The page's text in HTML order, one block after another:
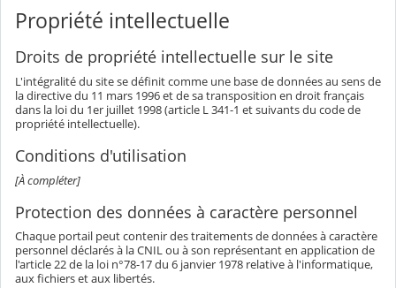
Propriété intellectuelle
Droits de propriété intellectuelle sur le site
L'intégralité du site se définit comme une base de données au sens de
la directive du 11 mars 1996 et de sa transposition en droit français
dans la loi du 1er juillet 1998 (article L 341-1 et suivants du code de
propriété intellectuelle).
Conditions d'utilisation
[À compléter]
Protection des données à caractère personnel
Chaque portail peut contenir des traitements de données à caractère
personnel déclarés à la CNIL ou à son représentant en application de
l'article 22 de la loi n°78-17 du 6 janvier 1978 relative à l'informatique,
aux fichiers et aux libertés.